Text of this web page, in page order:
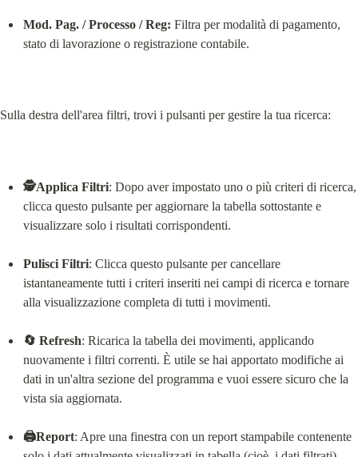
Mod. Pag. / Processo / Reg: Filtra per modalità di pagamento,
stato di lavorazione o registrazione contabile.
Sulla destra dell'area filtri, trovi i pulsanti per gestire la tua ricerca:
🕵️Applica Filtri: Dopo aver impostato uno o più criteri di ricerca,
clicca questo pulsante per aggiornare la tabella sottostante e
visualizzare solo i risultati corrispondenti.
Pulisci Filtri: Clicca questo pulsante per cancellare
istantaneamente tutti i criteri inseriti nei campi di ricerca e tornare
alla visualizzazione completa di tutti i movimenti.
🔄 Refresh: Ricarica la tabella dei movimenti, applicando
nuovamente i filtri correnti. È utile se hai apportato modifiche ai
dati in un'altra sezione del programma e vuoi essere sicuro che la
vista sia aggiornata.
🖨️Report: Apre una finestra con un report stampabile contenente